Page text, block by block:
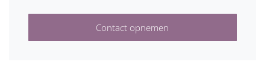
Contact opnemen